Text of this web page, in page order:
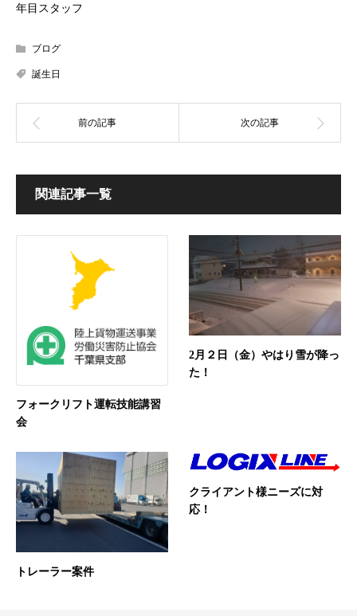
年目スタッフ
ブログ
誕生日
関連記事一覧
フォークリフト運転技能講習
会
2月２日（金）やはり雪が降っ
た！
トレーラー案件
クライアント様ニーズに対
応！